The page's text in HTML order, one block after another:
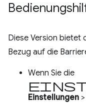
Diese Version bietet
Bezug auf die
Wenn Sie die
Einstellungen >